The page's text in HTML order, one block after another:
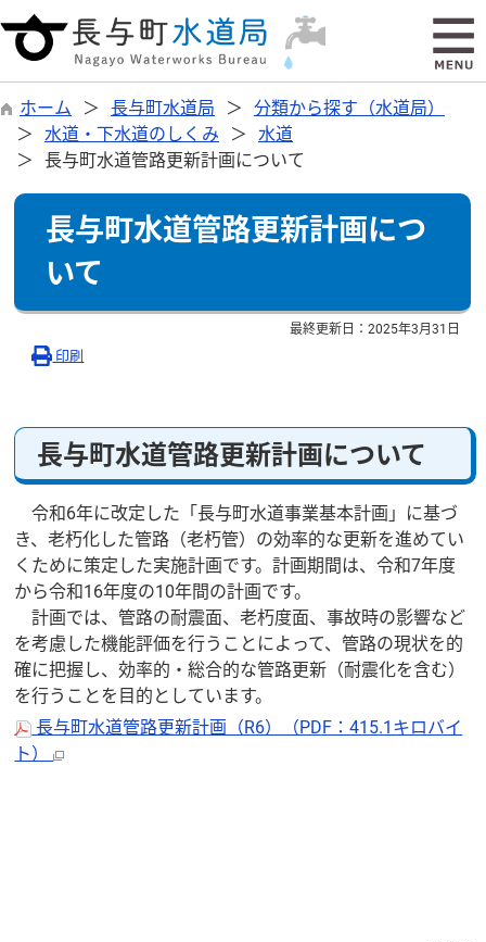
ホーム 長与町水道局
分類から探す（水道局）
水道・下水道のしくみ
水道
長与町水道管路更新計画について
長与町水道管路更新計画につ
いて
最終更新日：2025年3月31日
印刷
長与町水道管路更新計画について
令和6年に改定した「長与町水道事業基本計画」に基づ
き、老朽化した管路（老朽管）の効率的な更新を進めてい
くために策定した実施計画です。計画期間は、令和7年度
から令和16年度の10年間の計画です。
計画では、管路の耐震面、老朽度面、事故時の影響など
を考慮した機能評価を行うことによって、管路の現状を的
確に把握し、効率的・総合的な管路更新（耐震化を含む）
を行うことを目的としています。
長与町水道管路更新計画（R6）（PDF：415.1キロバイ
ト）